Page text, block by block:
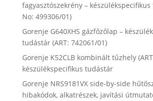
fagyasztószekrény – készülékspecifikus
No: 499306/01)
Gorenje G640XHS gázfőzőlap –
tudástár (ART: 742061/01)
Gorenje K52CLB kombinált tűzhely
készülékspecifikus tudástár
Gorenje NRS9181VX side-by-side
hibakódok, alkatrészek, javítási